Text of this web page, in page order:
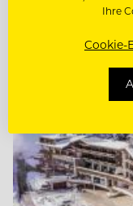
Entdecke alle Jobs
Ihre
Cookie-